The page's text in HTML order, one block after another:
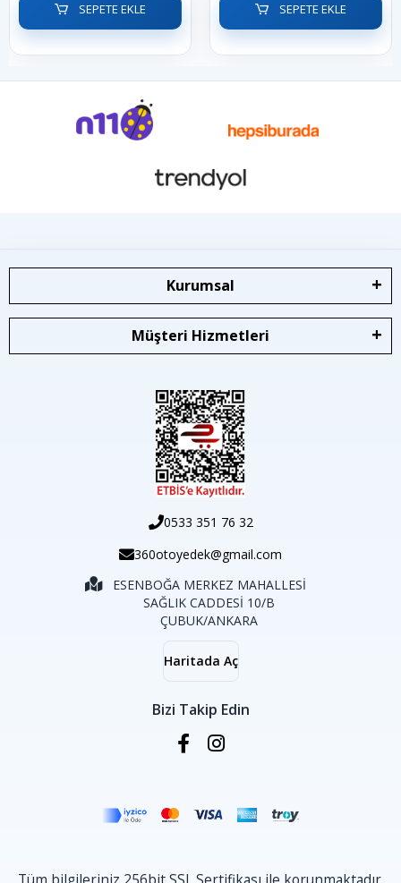
SEPETE EKLE SEPETE EKLE
Kurumsal
Müşteri Hizmetleri
0533 351 76 32
360otoyedek@gmail.com
ESENBOĞA MERKEZ MAHALLESİ
SAĞLIK CADDESİ 10/B
ÇUBUK/ANKARA
Haritada Aç
Bizi Takip Edin
Tüm bilgileriniz 256bit SSL Sertifikası ile korunmaktadır.